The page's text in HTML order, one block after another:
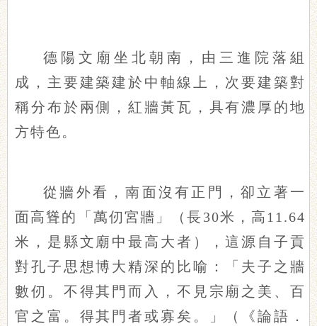
德陽文廟坐北朝南，由三進院落組
成，主要建築建於中軸線上，次要建築對
稱分布於兩側，紅牆黃瓦，具有濃厚的地
方特色。
從牆外看，南面沒有正門，卻立著一
面高聳的「萬仞宮牆」（長30米，高11.64
米，是縣文廟中最高大者），這源自子貢
對孔子思想博大精深的比喻：「夫子之牆
數仞。不得其門而入，不見宗廟之美、百
官之富。得其門者或寡矣。」（《論語．